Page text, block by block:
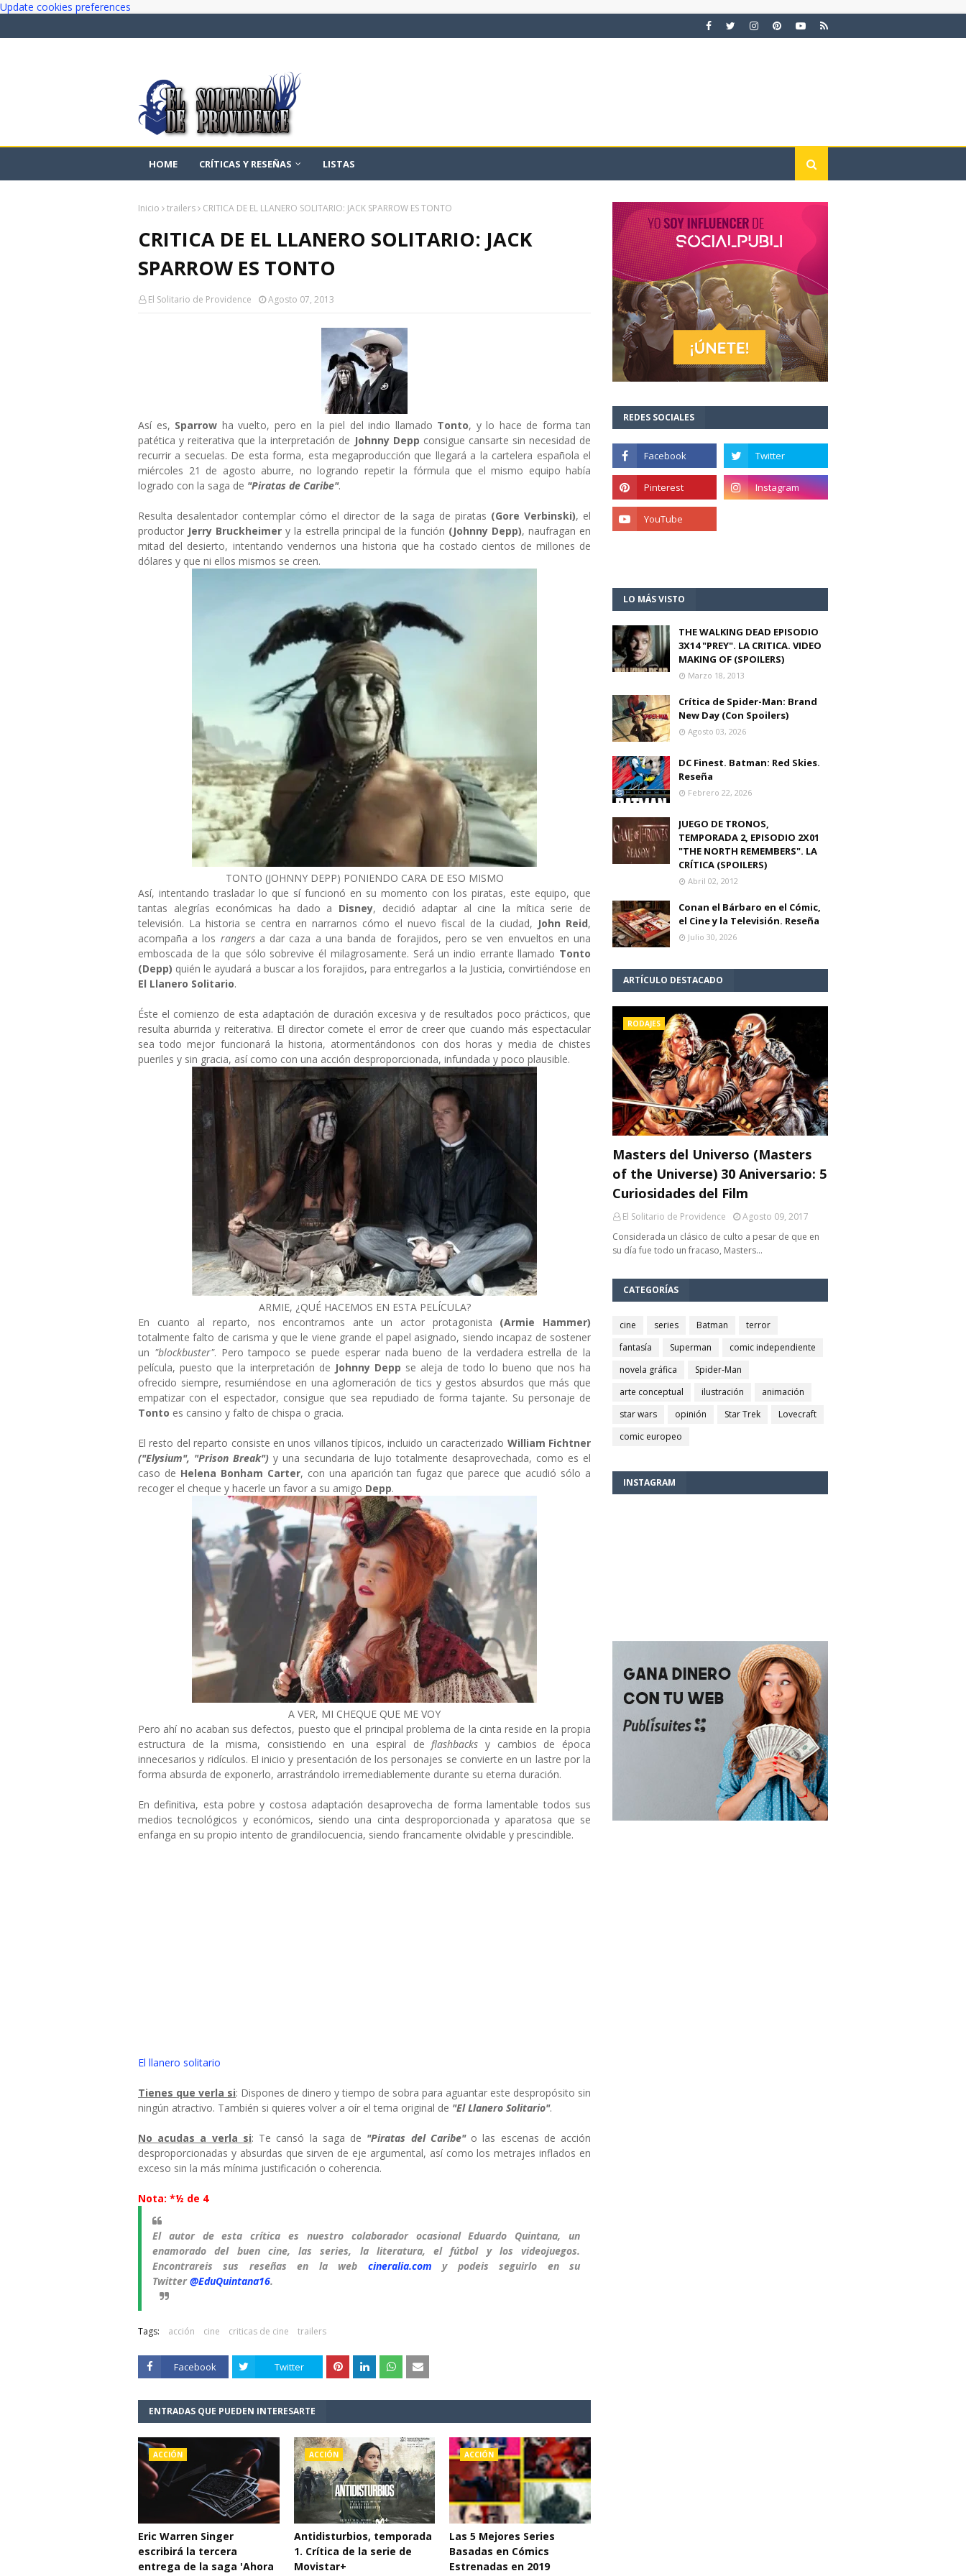
Update cookies preferences
HOME CRÍTICAS Y RESEÑAS LISTAS
Inicio trailers CRITICA DE EL LLANERO SOLITARIO: JACK SPARROW ES TONTO
CRITICA DE EL LLANERO SOLITARIO: JACK
SPARROW ES TONTO
El Solitario de Providence Agosto 07, 2013
Así es, Sparrow ha vuelto, pero en la piel del indio llamado Tonto, y lo hace de forma tan
patética y reiterativa que la interpretación de Johnny Depp consigue cansarte sin necesidad de
recurrir a secuelas. De esta forma, esta megaproducción que llegará a la cartelera española el
miércoles 21 de agosto aburre, no logrando repetir la fórmula que el mismo equipo había
logrado con la saga de "Piratas de Caribe".
Resulta desalentador contemplar cómo el director de la saga de piratas (Gore Verbinski), el
productor Jerry Bruckheimer y la estrella principal de la función (Johnny Depp), naufragan en
mitad del desierto, intentando vendernos una historia que ha costado cientos de millones de
dólares y que ni ellos mismos se creen.
TONTO (JOHNNY DEPP) PONIENDO CARA DE ESO MISMO
Así, intentando trasladar lo que sí funcionó en su momento con los piratas, este equipo, que
tantas alegrías económicas ha dado a Disney, decidió adaptar al cine la mítica serie de
televisión. La historia se centra en narrarnos cómo el nuevo fiscal de la ciudad, John Reid,
acompaña a los rangers a dar caza a una banda de forajidos, pero se ven envueltos en una
emboscada de la que sólo sobrevive él milagrosamente. Será un indio errante llamado Tonto
(Depp) quién le ayudará a buscar a los forajidos, para entregarlos a la Justicia, convirtiéndose en
El Llanero Solitario.
Éste el comienzo de esta adaptación de duración excesiva y de resultados poco prácticos, que
resulta aburrida y reiterativa. El director comete el error de creer que cuando más espectacular
sea todo mejor funcionará la historia, atormentándonos con dos horas y media de chistes
pueriles y sin gracia, así como con una acción desproporcionada, infundada y poco plausible.
ARMIE, ¿QUÉ HACEMOS EN ESTA PELÍCULA?
En cuanto al reparto, nos encontramos ante un actor protagonista (Armie Hammer)
totalmente falto de carisma y que le viene grande el papel asignado, siendo incapaz de sostener
un "blockbuster". Pero tampoco se puede esperar nada bueno de la verdadera estrella de la
película, puesto que la interpretación de Johnny Depp se aleja de todo lo bueno que nos ha
ofrecido siempre, resumiéndose en una aglomeración de tics y gestos absurdos que más que
empatizar con el espectador, consigue que sea repudiado de forma tajante. Su personaje de
Tonto es cansino y falto de chispa o gracia.
El resto del reparto consiste en unos villanos típicos, incluido un caracterizado William Fichtner
("Elysium", "Prison Break") y una secundaria de lujo totalmente desaprovechada, como es el
caso de Helena Bonham Carter, con una aparición tan fugaz que parece que acudió sólo a
recoger el cheque y hacerle un favor a su amigo Depp.
A VER, MI CHEQUE QUE ME VOY
Pero ahí no acaban sus defectos, puesto que el principal problema de la cinta reside en la propia
estructura de la misma, consistiendo en una espiral deflashbacks y cambios de época
innecesarios y ridículos. El inicio y presentación de los personajes se convierte en un lastre por la
forma absurda de exponerlo, arrastrándolo irremediablemente durante su eterna duración.
En definitiva, esta pobre y costosa adaptación desaprovecha de forma lamentable todos sus
medios tecnológicos y económicos, siendo una cinta desproporcionada y aparatosa que se
enfanga en su propio intento de grandilocuencia, siendo francamente olvidable y prescindible.
El llanero solitario
Tienes que verla si: Dispones de dinero y tiempo de sobra para aguantar este despropósito sin
ningún atractivo. También si quieres volver a oír el tema original de "El Llanero Solitario".
No acudas a verla si: Te cansó la saga de "Piratas del Caribe"o las escenas de acción
desproporcionadas y absurdas que sirven de eje argumental, así como los metrajes inflados en
exceso sin la más mínima justificación o coherencia.
Nota: *½ de 4
El autor de esta crítica es nuestro colaborador ocasional Eduardo Quintana, un
enamorado del buen cine, las series, la literatura, el fútbol y los videojuegos.
Encontrareis sus reseñas en la web cineralia.com y podeis seguirlo en su
Twitter@EduQuintana16.
Tags: acción cine criticas de cine trailers
Facebook Twitter
ENTRADAS QUE PUEDEN INTERESARTE
ACCIÓN
Eric Warren Singer
escribirá la tercera
entrega de la saga 'Ahora
ACCIÓN
Antidisturbios, temporada
1. Crítica de la serie de
Movistar+
ACCIÓN
Las 5 Mejores Series
Basadas en Cómics
Estrenadas en 2019
REDES SOCIALES
LO MÁS VISTO
THE WALKING DEAD EPISODIO
3X14 "PREY". LA CRITICA. VIDEO
MAKING OF (SPOILERS)
Marzo 18, 2013
Crítica de Spider-Man: Brand
New Day (Con Spoilers)
Agosto 03, 2026
DC Finest. Batman: Red Skies.
Reseña
Febrero 22, 2026
JUEGO DE TRONOS,
TEMPORADA 2, EPISODIO 2X01
"THE NORTH REMEMBERS". LA
CRÍTICA (SPOILERS)
Abril 02, 2012
Conan el Bárbaro en el Cómic,
el Cine y la Televisión. Reseña
Julio 30, 2026
ARTÍCULO DESTACADO
RODAJES
Masters del Universo (Masters
of the Universe) 30 Aniversario: 5
Curiosidades del Film
El Solitario de Providence
Agosto 09, 2017
Considerada un clásico de culto a pesar de que en
su día fue todo un fracaso, Masters…
CATEGORÍAS
cine series Batman
terror
fantasía
Superman
comic independiente
novela gráfica
Spider-Man
arte conceptual
ilustración
animación
star wars
opinión Star Trek
Lovecraft
comic europeo
INSTAGRAM